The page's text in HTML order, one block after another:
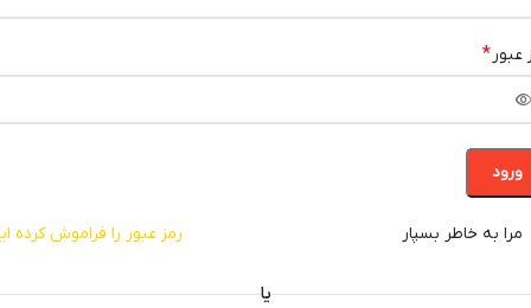
عبور*
ورود
رمز عبور را فراموش کرده مرا به خاطر بسپار
یا